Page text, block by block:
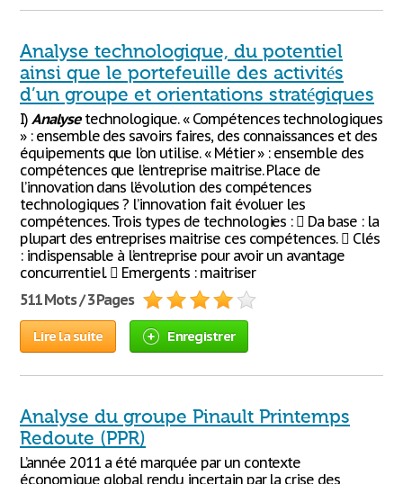
Analyse technologique, du potentiel
ainsi que le portefeuille des activités
d’un groupe et orientations stratégiques
I) Analysetechnologique. « Compétences technologiques
» : ensemble des savoirs faires, des connaissances et des
équipements que l’on utilise. « Métier » : ensemble des
compétences que l’entreprise maitrise. Place de
l’innovation dans l’évolution des compétences
technologiques ? l’innovation fait évoluer les
compétences. Trois types de technologies :  Da base : la
plupart des entreprises maitrise ces compétences.  Clés
: indispensable à l’entreprise pour avoir un avantage
concurrentiel.  Emergents : maitriser
511 Mots / 3 Pages
Lire la suite Enregistrer
Analyse du groupe Pinault Printemps
Redoute (PPR)
L’année 2011 a été marquée par un contexte
économique global rendu incertain par la crise des